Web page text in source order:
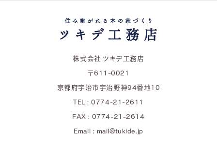
株式会社 ツキデ工務店
〒611-0021
京都府宇治市宇治野神94番地10
TEL : 0774-21-2611
FAX : 0774-21-2614
Email : mail@tukide.jp